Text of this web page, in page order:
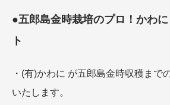
●五郎島金時栽培のプロ！かわ
ト
・(有)かわに が五郎島金時収穫まで
いたします。